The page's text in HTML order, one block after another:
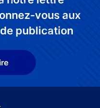
vous aux
publication